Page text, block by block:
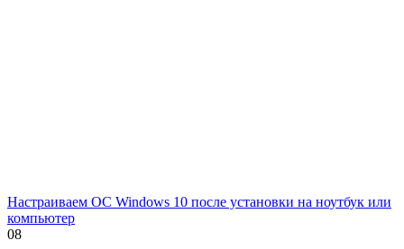
Настраиваем ОС Windows 10 после установки на ноутбук или
компьютер
08